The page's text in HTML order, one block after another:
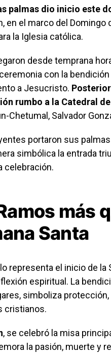
palmas dio inicio este
en el marco del Domingo
la Iglesia católica.
desde temprana
con la
a Jesucristo.
rumbo a la Catedral
Chetumal, Salvador
portaron sus
simbólica la entrada
celebración.
más
Santa
representa el inicio de la
espiritual. La
simboliza
cristianos.
, se celebró la misa
la pasión, muerte y